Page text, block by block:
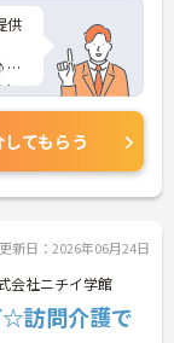
供
に
さ
てもらう
更新日：2026年06月24日
会社ニチイ学館
☆訪問介護で